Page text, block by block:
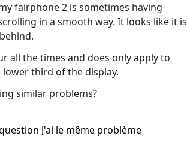
fairphone 2 is sometimes having
in a smooth way. It looks like it is
all the times and does only apply to
third of the display.
similar problems?
J'ai le même problème